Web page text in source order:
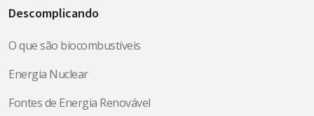
Descomplicando
O que são biocombustíveis
Energia Nuclear
Fontes de Energia Renovável